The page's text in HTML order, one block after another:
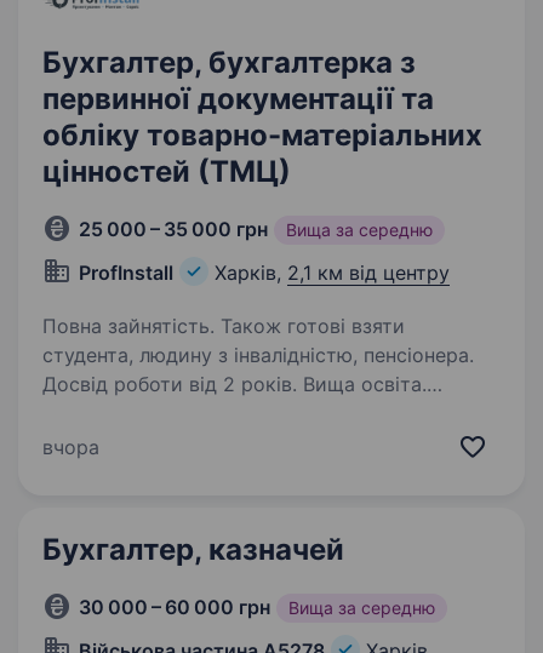
Бухгалтер, бухгалтерка з
первинної документації та
обліку товарно-матеріальних
цінностей (ТМЦ)
25 000 – 35 000 грн Вища за середню
ProfInstall Харків, 2,1 км від центру
Повна зайнятість. Також готові взяти
студента, людину з інвалідністю, пенсіонера.
Досвід роботи від 2 років. Вища освіта.
та обліку товарно-матеріальних цінностей
України. Якщо ця вакансія…
вчора
Бухгалтер, казначей
30 000 – 60 000 грн Вища за середню